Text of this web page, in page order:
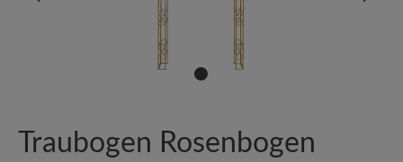
Traubogen Rosenbogen